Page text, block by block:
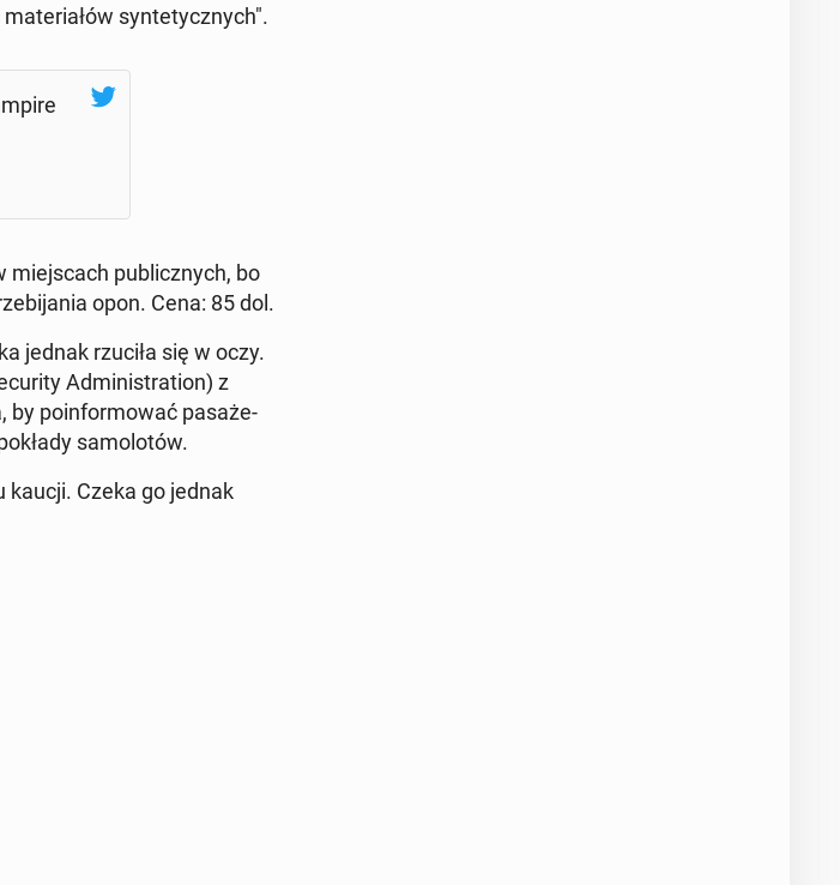
syn­te­tycz­nych".
miej­scach pu­blicz­nych, bo
opon. Cena: 85 dol.
jednak rzuciła się w oczy.
Ad­mi­ni­stra­tion) z
by po­in­for­mo­wać pa­sa­że­
sa­mo­lo­tów.
kaucji. Czeka go jednak